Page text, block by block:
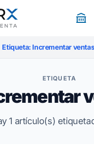
Etiqueta: Incrementar
ETIQUETA
1 artículo(s)